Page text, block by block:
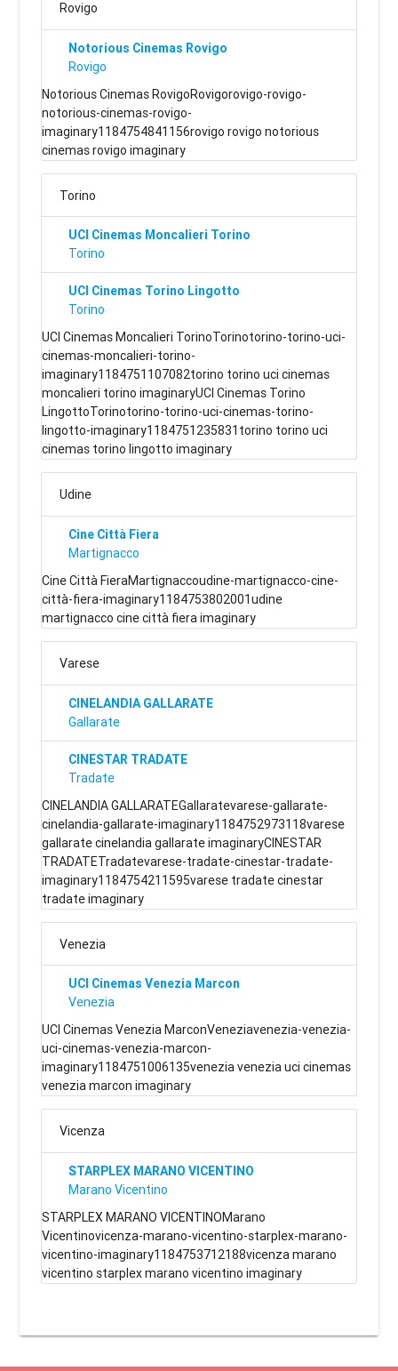
Rovigo
Notorious Cinemas Rovigo
Rovigo
Notorious Cinemas RovigoRovigorovigo-rovigo-
notorious-cinemas-rovigo-
imaginary1184754841156rovigo rovigo notorious
cinemas rovigo imaginary
Torino
UCI Cinemas Moncalieri Torino
Torino
UCI Cinemas Torino Lingotto
Torino
UCI Cinemas Moncalieri TorinoTorinotorino-torino-uci-
cinemas-moncalieri-torino-
imaginary1184751107082torino torino uci cinemas
moncalieri torino imaginaryUCI Cinemas Torino
LingottoTorinotorino-torino-uci-cinemas-torino-
lingotto-imaginary1184751235831torino torino uci
cinemas torino lingotto imaginary
Udine
Cine Città Fiera
Martignacco
Cine Città FieraMartignaccoudine-martignacco-cine-
città-fiera-imaginary1184753802001udine
martignacco cine città fiera imaginary
Varese
CINELANDIA GALLARATE
Gallarate
CINESTAR TRADATE
Tradate
CINELANDIA GALLARATEGallaratevarese-gallarate-
cinelandia-gallarate-imaginary1184752973118varese
gallarate cinelandia gallarate imaginaryCINESTAR
TRADATETradatevarese-tradate-cinestar-tradate-
imaginary1184754211595varese tradate cinestar
tradate imaginary
Venezia
UCI Cinemas Venezia Marcon
Venezia
UCI Cinemas Venezia MarconVeneziavenezia-venezia-
uci-cinemas-venezia-marcon-
imaginary1184751006135venezia venezia uci cinemas
venezia marcon imaginary
Vicenza
STARPLEX MARANO VICENTINO
Marano Vicentino
STARPLEX MARANO VICENTINOMarano
Vicentinovicenza-marano-vicentino-starplex-marano-
vicentino-imaginary1184753712188vicenza marano
vicentino starplex marano vicentino imaginary